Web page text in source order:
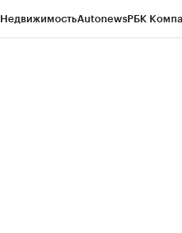
НедвижимостьAutonewsРБК